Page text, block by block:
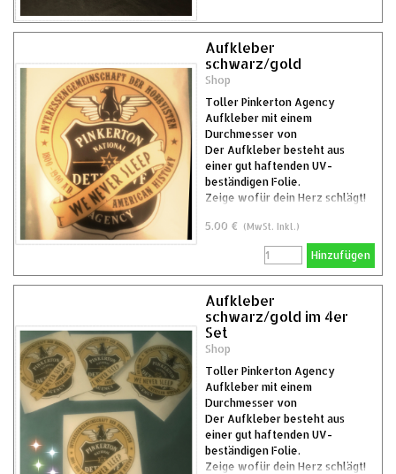
Aufkleber
schwarz/gold
Shop
Toller Pinkerton Agency
Aufkleber mit einem
Durchmesser von
Der Aufkleber besteht aus
einer gut haftenden UV-
beständigen Folie.
Zeige wofür dein Herz schlägt!
5.00 € (MwSt. Inkl.)
Hinzufügen
Aufkleber
schwarz/gold im 4er
Set
Shop
Toller Pinkerton Agency
Aufkleber mit einem
Durchmesser von
Der Aufkleber besteht aus
einer gut haftenden UV-
beständigen Folie.
Zeige wofür dein Herz schlägt!